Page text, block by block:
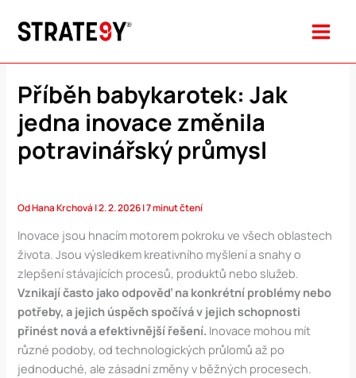
Příběh babykarotek: Jak
jedna inovace změnila
potravinářský průmysl
OdHana Krchová |2. 2. 2026|7 minut čtení
Inovace jsou hnacím motorem pokroku ve všech oblastech
života. Jsou výsledkem kreativního myšlení a snahy o
zlepšení stávajících procesů, produktů nebo služeb.
Vznikají často jako odpověď na konkrétní problémy nebo
potřeby, a jejich úspěch spočívá v jejich schopnosti
přinést nová a efektivnější řešení. Inovace mohou mít
různé podoby, od technologických průlomů až po
jednoduché, ale zásadní změny v běžných procesech.